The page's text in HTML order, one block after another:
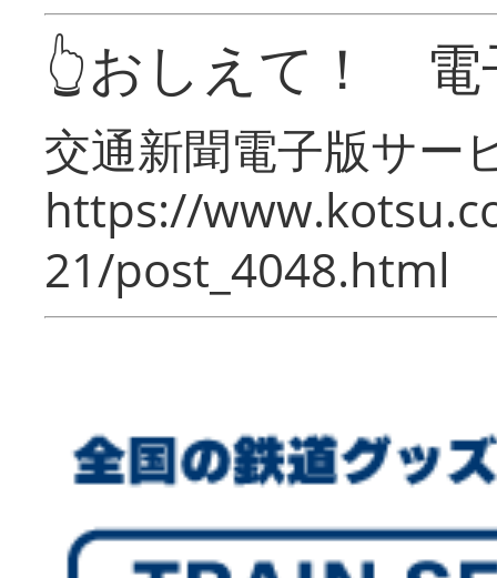
👆おしえて！ 電
交通新聞電子版サー
https://
21/post_4048.html